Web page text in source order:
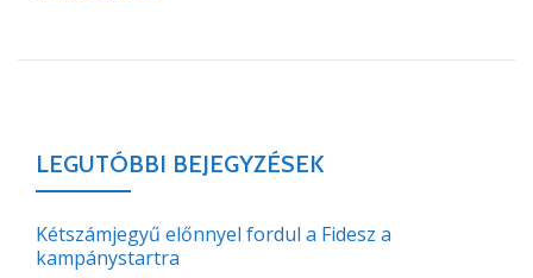
LEGUTÓBBI BEJEGYZÉSEK
Kétszámjegyű előnnyel fordul a Fidesz a
kampánystartra